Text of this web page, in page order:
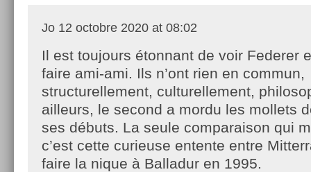
Jo 12 octobre 2020 at 08:02
Il est toujours étonnant de voir Federer
faire ami-ami. Ils n’ont rien en commun,
structurellement, culturellement,
ailleurs, le second a mordu les mollets
ses débuts. La seule comparaison qui
c’est cette curieuse entente entre
faire la nique à Balladur en 1995.